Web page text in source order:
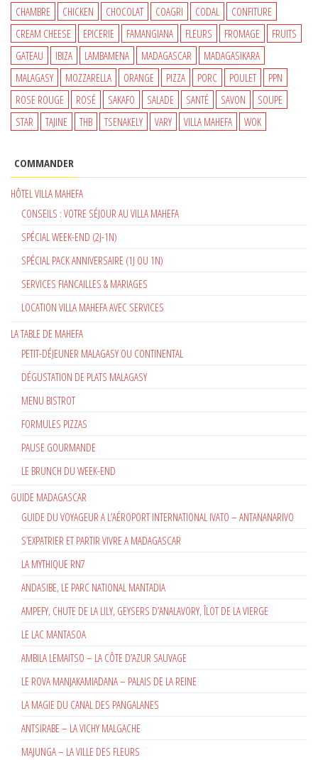
CHAMBRE CHICKEN CHOCOLAT COAGRI CODAL
CONFITURE
CREAM CHEESE
EPICERIE FAMANGIANA FLEURS FROMAGE
FRUITS
GATEAU
IBIZA LAMBAMENA MADAGASCAR
MADAGASIKARA
MALAGASY
MOZZARELLA ORANGE PIZZA PORC POULET
PPN
ROSE ROUGE
ROSÉ SAKAFO SALADE SANTÉ SAVON
SOUPE
STAR
TAJINE THB TSENAKELY VARY VILLA MAHEFA WOK
COMMANDER
HÔTEL VILLA MAHEFA
CONSEILS : VOTRE SÉJOUR AU VILLA MAHEFA
SPÉCIAL WEEK-END (2J-1N)
SPÉCIAL PACK ANNIVERSAIRE (1J OU 1N)
SERVICES FIANCAILLES & MARIAGES
LOCATION VILLA MAHEFA AVEC SERVICES
LA TABLE DE MAHEFA
PETIT-DÉJEUNER MALAGASY OU CONTINENTAL
DÉGUSTATION DE PLATS MALAGASY
MENU BISTROT
FORMULES PIZZAS
PAUSE GOURMANDE
LE BRUNCH DU WEEK-END
GUIDE MADAGASCAR
GUIDE DU VOYAGEUR A L’AÉROPORT INTERNATIONAL IVATO – ANTANANARIVO
S’EXPATRIER ET PARTIR VIVRE A MADAGASCAR
LA MYTHIQUE RN7
ANDASIBE, LE PARC NATIONAL MANTADIA
AMPEFY, CHUTE DE LA LILY, GEYSERS D’ANALAVORY, ÎLOT DE LA VIERGE
LE LAC MANTASOA
AMBILA LEMAITSO – LA CÔTE D’AZUR SAUVAGE
LE ROVA MANJAKAMIADANA – PALAIS DE LA REINE
LA MAGIE DU CANAL DES PANGALANES
ANTSIRABE – LA VICHY MALGACHE
MAJUNGA – LA VILLE DES FLEURS